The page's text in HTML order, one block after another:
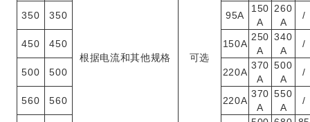
根据电流和其他规格 可选
350 350 95A
150
A
260
A
/
450 450 150A
250
A
340
A
/
500 500 220A
370
A
500
A
/
560 560 220A
370
A
550
A
/